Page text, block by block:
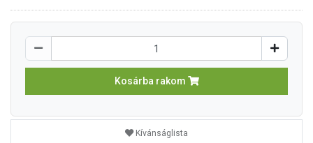
Kosárba rakom
Kívánságlista